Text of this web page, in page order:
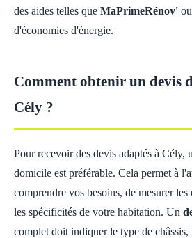
des aides telles que MaPrimeRénov'
d'économies d'énergie.
Comment obtenir un devis
Cély ?
Pour recevoir des devis adaptés à Cély,
domicile est préférable. Cela permet à
comprendre vos besoins, de mesurer
les spécificités de votre habitation. Un
complet doit indiquer le type de